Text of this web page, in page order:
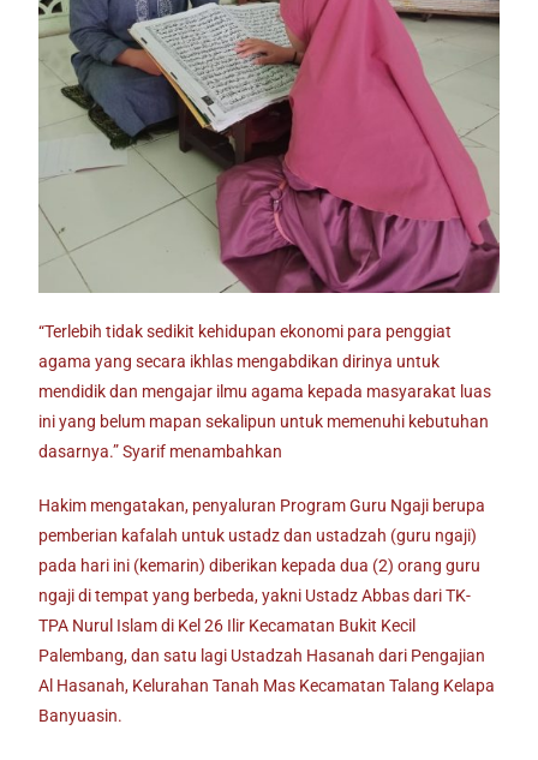
“Terlebih tidak sedikit kehidupan ekonomi para penggiat
agama yang secara ikhlas mengabdikan dirinya untuk
mendidik dan mengajar ilmu agama kepada masyarakat luas
ini yang belum mapan sekalipun untuk memenuhi kebutuhan
dasarnya.” Syarif menambahkan
Hakim mengatakan, penyaluran Program Guru Ngaji berupa
pemberian kafalah untuk ustadz dan ustadzah (guru ngaji)
pada hari ini (kemarin) diberikan kepada dua (2) orang guru
ngaji di tempat yang berbeda, yakni Ustadz Abbas dari TK-
TPA Nurul Islam di Kel 26 Ilir Kecamatan Bukit Kecil
Palembang, dan satu lagi Ustadzah Hasanah dari Pengajian
Al Hasanah, Kelurahan Tanah Mas Kecamatan Talang Kelapa
Banyuasin.